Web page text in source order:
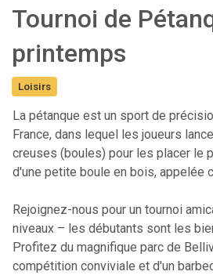
Tournoi de
printemps
Loisirs
La pétanque est un sport de
France, dans lequel les joueurs
creuses (boules) pour les placer le
d'une petite boule en bois, appelée
Rejoignez-nous pour un tournoi
niveaux – les débutants sont les
Profitez du magnifique parc de
compétition conviviale et d'un